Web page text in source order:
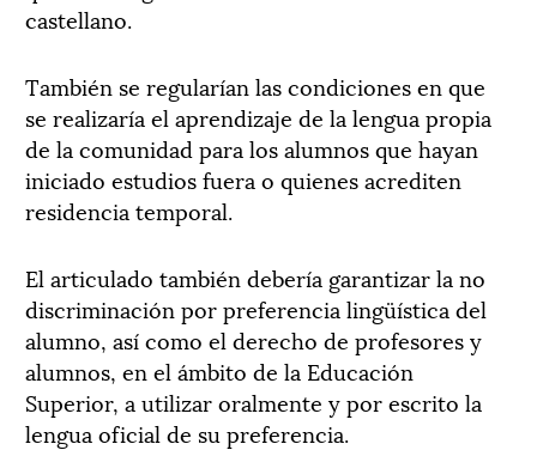
castellano.
También se regularían las condiciones en que
se realizaría el aprendizaje de la lengua propia
de la comunidad para los alumnos que hayan
iniciado estudios fuera o quienes acrediten
residencia temporal.
El articulado también debería garantizar la no
discriminación por preferencia lingüística del
alumno, así como el derecho de profesores y
alumnos, en el ámbito de la Educación
Superior, a utilizar oralmente y por escrito la
lengua oficial de su preferencia.